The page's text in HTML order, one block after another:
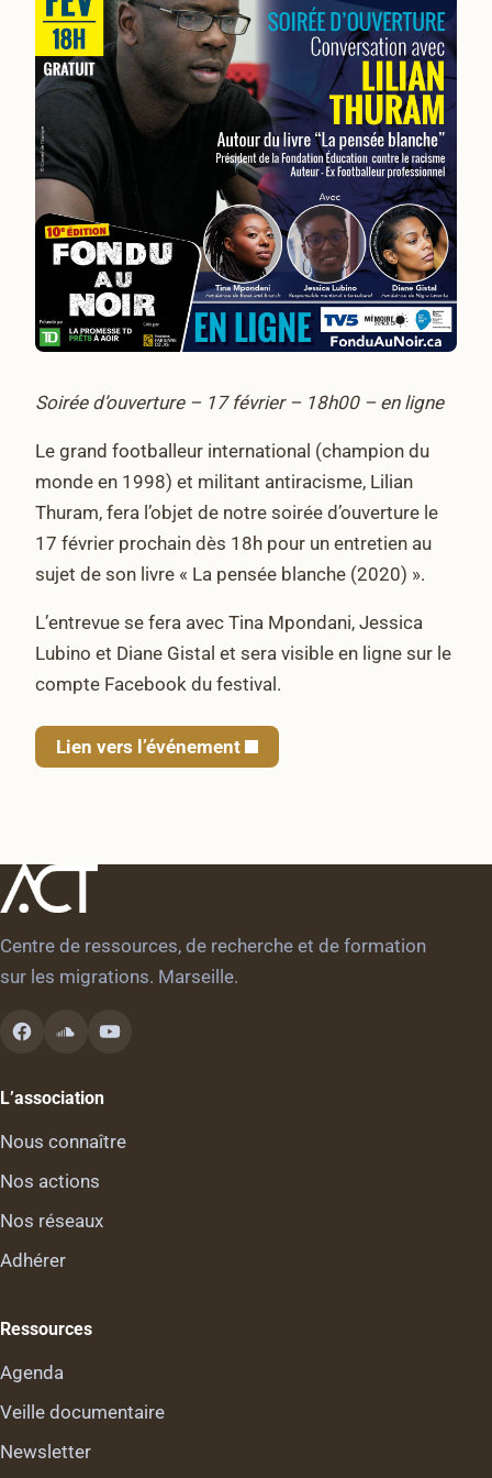
Soirée d’ouverture – 17 février – 18h00 – en ligne
Le grand footballeur international (champion du
monde en 1998) et militant antiracisme, Lilian
Thuram, fera l’objet de notre soirée d’ouverture le
17 février prochain dès 18h pour un entretien au
sujet de son livre « La pensée blanche (2020) ».
L’entrevue se fera avec Tina Mpondani, Jessica
Lubino et Diane Gistal et sera visible en ligne sur le
compte Facebook du festival.
Lien vers l’événement
Centre de ressources, de recherche et de formation
sur les migrations. Marseille.
L’association
Nous connaître
Nos actions
Nos réseaux
Adhérer
Ressources
Agenda
Veille documentaire
Newsletter